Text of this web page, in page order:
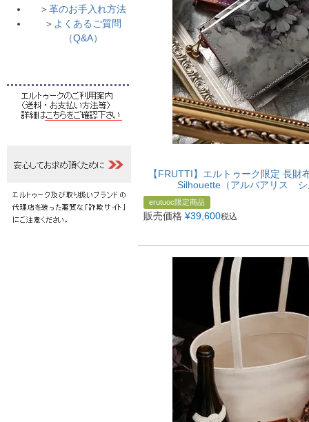
＞革のお手入れ方法
＞ よくあるご質問
（Q&A）
【FRUTTI】エルトゥーク限定 長財
Silhouette（アルバアリス シ
erutuoc限定商品
販売価格 ¥39,600税込